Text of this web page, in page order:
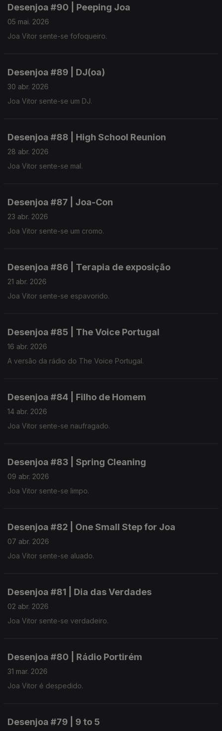
Desenjoa #90 | Peeping Joa
05 mai. 2026
Joa Vitor sente-se fofoqueiro.
Desenjoa #89 | DJ(oa)
30 abr. 2026
Joa Vitor sente-se um DJ.
Desenjoa #88 | High School Reunion
28 abr. 2026
Joa Vitor sente-se mal.
Desenjoa #87 | Joa-Con
23 abr. 2026
Joa Vitor sente-se um cromo.
Desenjoa #86 | Terapia de exposição
21 abr. 2026
Joa Vitor sente-se espavorido.
Desenjoa #85 | The Voice Portugal
16 abr. 2026
A versão da rádio do The Voice Portugal.
Desenjoa #84 | Filho de Homem
14 abr. 2026
Joa Vitor sente-se naufragado.
Desenjoa #83 | Spring Cleaning
09 abr. 2026
Joa Vitor sente-se limpo.
Desenjoa #82 | One Small Step for Joa
07 abr. 2026
Joa Vitor sente-se aluado.
Desenjoa #81 | Dia das Verdades
02 abr. 2026
Joa Vitor sente-se verdadeiro.
Desenjoa #80 | Rádio Portirém
31 mar. 2026
Joa Vitor é despedido.
Desenjoa #79 | 9 to 5